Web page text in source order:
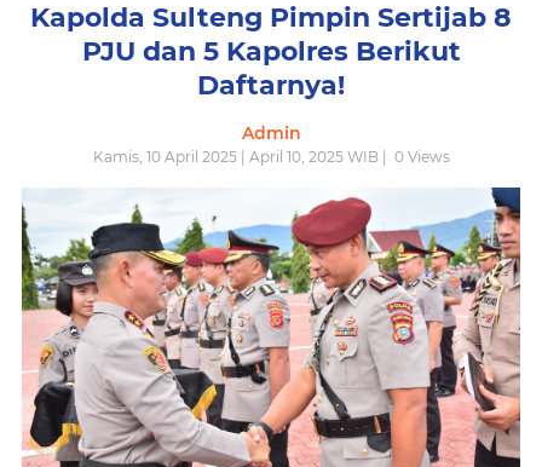
Kapolda Sulteng Pimpin Sertijab 8
PJU dan 5 Kapolres Berikut
Daftarnya!
Admin
Kamis, 10 April 2025 | April 10, 2025 WIB | 0Views